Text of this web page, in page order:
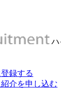
ハ
録する
介を申し込む